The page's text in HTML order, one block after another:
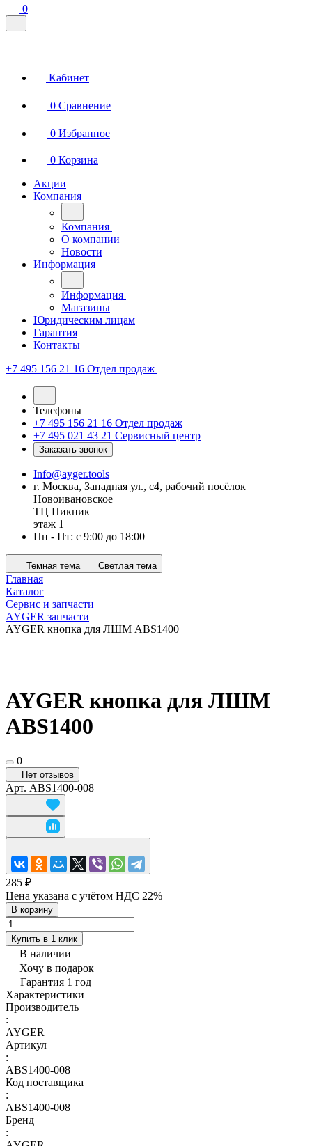
0
Кабинет
0 Сравнение
0 Избранное
0 Корзина
Акции
Компания
Компания
О компании
Новости
Информация
Информация
Магазины
Юридическим лицам
Гарантия
Контакты
+7 495 156 21 16 Отдел продаж
Телефоны
+7 495 156 21 16 Отдел продаж
+7 495 021 43 21 Cервисный центр
Заказать звонок
Info@ayger.tools
г. Москва, Западная ул., с4, рабочий посёлок
Новоивановское
ТЦ Пикник
этаж 1
Пн - Пт: с 9:00 до 18:00
Темная тема Светлая тема
Главная
Каталог
Сервис и запчасти
AYGER запчасти
AYGER кнопка для ЛШМ ABS1400
AYGER кнопка для ЛШМ
ABS1400
0
Нет отзывов
Арт. ABS1400-008
285 ₽
Цена указана с учётом НДС 22%
В корзину
Купить в 1 клик
В наличии
Хочу в подарок
Гарантия 1 год
Характеристики
Производитель
:
AYGER
Артикул
:
ABS1400-008
Код поставщика
:
ABS1400-008
Бренд
: